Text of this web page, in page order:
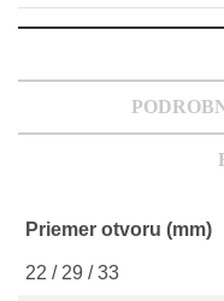
Priemer otvoru (mm)
22 / 29 / 33